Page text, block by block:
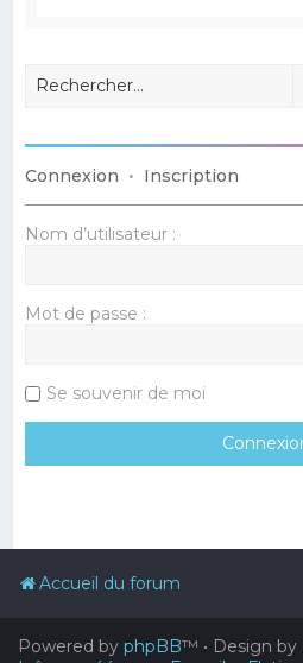
Connexion • Inscription
Nom d’utilisateur :
Mot de passe :
Se souvenir de moi
Accueil du forum
Powered by phpBB™ • Design by